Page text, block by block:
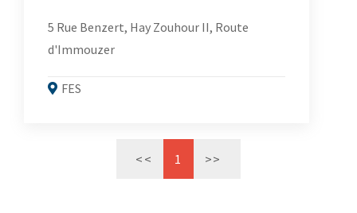
5 Rue Benzert, Hay Zouhour II, Route
d'Immouzer
FES
<< 1 >>